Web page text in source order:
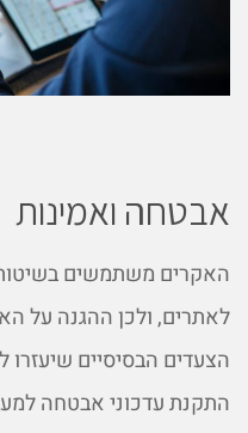
אבטחה ואמינות
האקרים משתמשים
לאתרים, ולכן ההגנה על
הצעדים הבסיסיים
התקנת עדכוני אבטחה